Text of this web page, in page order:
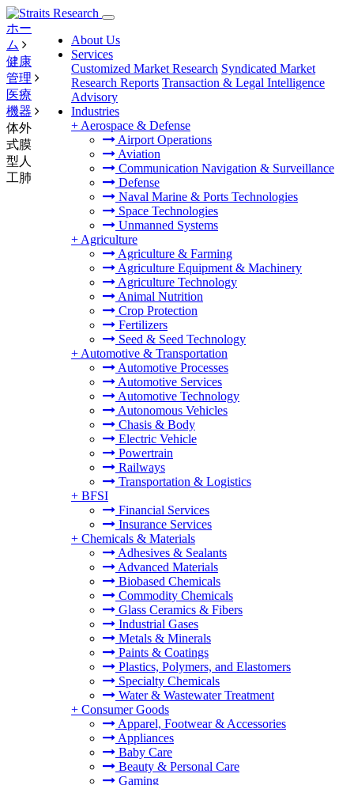
About Us
Services
Customized Market Research Syndicated Market
Research Reports Transaction & Legal Intelligence
Advisory
Industries
+ Aerospace & Defense
Airport Operations
Aviation
Communication Navigation & Surveillance
Defense
Naval Marine & Ports Technologies
Space Technologies
Unmanned Systems
+ Agriculture
Agriculture & Farming
Agriculture Equipment & Machinery
Agriculture Technology
Animal Nutrition
Crop Protection
Fertilizers
Seed & Seed Technology
+ Automotive & Transportation
Automotive Processes
Automotive Services
Automotive Technology
Autonomous Vehicles
Chasis & Body
Electric Vehicle
Powertrain
Railways
Transportation & Logistics
+ BFSI
Financial Services
Insurance Services
+ Chemicals & Materials
Adhesives & Sealants
Advanced Materials
Biobased Chemicals
Commodity Chemicals
Glass Ceramics & Fibers
Industrial Gases
Metals & Minerals
Paints & Coatings
Plastics, Polymers, and Elastomers
Specialty Chemicals
Water & Wastewater Treatment
+ Consumer Goods
Apparel, Footwear & Accessories
Appliances
Baby Care
Beauty & Personal Care
Gaming
ホー
ム
健康
管理
医療
機器
体外
式膜
型人
工肺